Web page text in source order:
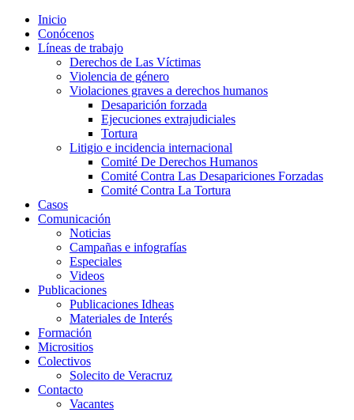
Inicio
Conócenos
Líneas de trabajo
Derechos de Las Víctimas
Violencia de género
Violaciones graves a derechos humanos
Desaparición forzada​
Ejecuciones extrajudiciales
Tortura
Litigio e incidencia internacional
Comité De Derechos Humanos​
Comité Contra Las Desapariciones Forzadas
Comité Contra La Tortura​
Casos
Comunicación
Noticias
Campañas e infografías
Especiales
Videos
Publicaciones
Publicaciones Idheas
Materiales de Interés
Formación
Micrositios
Colectivos
Solecito de Veracruz
Contacto
Vacantes